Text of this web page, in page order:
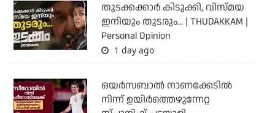
തുടക്കക്കാര്‍ കിടുക്കി, വിസ്മയ
ഇനിയും തുടരും... | THUDAKKAM |
Personal Opinion
1 day ago
ഒയര്‍സബാൽ നാണക്കേടിൽ
നിന്ന് ഉയിർത്തെഴുന്നേറ്റ